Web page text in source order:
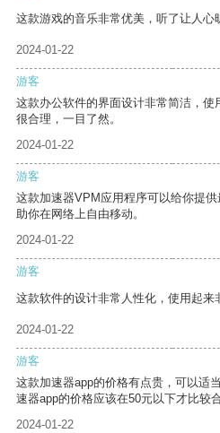
这款游戏的音乐非常优美，听了让人心
2024-01-22
游客
这款办公软件的界面设计非常简洁，
很合理，一目了然。
2024-01-22
游客
这款加速器VPM应用程序可以给你提
助你在网络上自由移动。
2024-01-22
游客
这款软件的设计非常人性化，使用起来
2024-01-22
游客
这款加速器app的价格有点贵，可以适
速器app的价格应该在50元以下才比较合
2024-01-22